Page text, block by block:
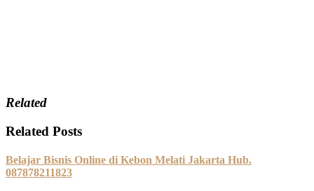
Related
Related Posts
Belajar Bisnis Online di Kebon Melati Jakarta Hub.
087878211823